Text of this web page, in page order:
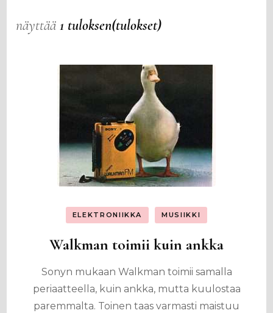
näyttää1 tuloksen(tulokset)
ELEKTRONIIKKA MUSIIKKI
Walkman toimii kuin ankka
Sonyn mukaan Walkman toimii samalla
periaatteella, kuin ankka, mutta kuulostaa
paremmalta. Toinen taas varmasti maistuu